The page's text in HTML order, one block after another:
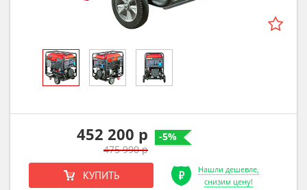
452 200 р
475 990 р
КУПИТЬ
Нашли дешевле,
снизим цену!
-5%